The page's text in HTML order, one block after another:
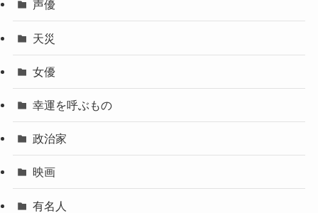
声優
天災
女優
幸運を呼ぶもの
政治家
映画
有名人